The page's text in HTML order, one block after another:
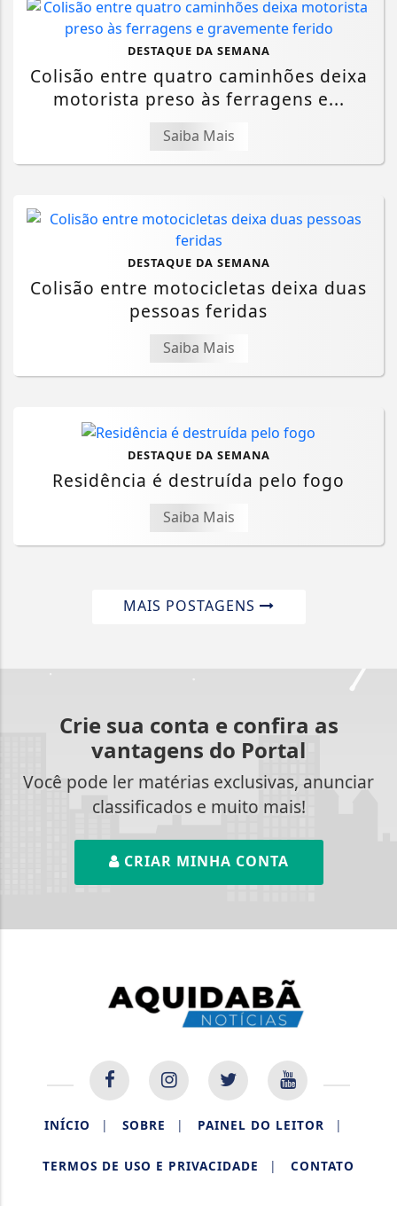
DESTAQUE DA SEMANA
Colisão entre quatro caminhões deixa
motorista preso às ferragens e...
Saiba Mais
DESTAQUE DA SEMANA
Colisão entre motocicletas deixa duas
pessoas feridas
Saiba Mais
DESTAQUE DA SEMANA
Residência é destruída pelo fogo
Saiba Mais
MAIS POSTAGENS
Crie sua conta e confira as
vantagens do Portal
Você pode ler matérias exclusivas, anunciar
classificados e muito mais!
CRIAR MINHA CONTA
INÍCIO | SOBRE | PAINEL DO LEITOR |
TERMOS DE USO E PRIVACIDADE | CONTATO